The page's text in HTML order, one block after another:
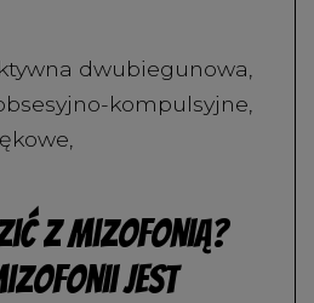
dwubiegunowa,
kompulsyjne,
z mizofonią?
jest